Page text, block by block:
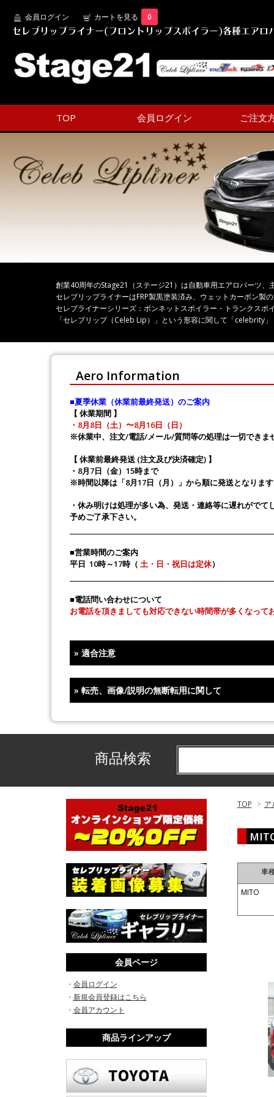
会員ログイン カートを見る 0
セレブリップライナー(フロントリップスポイラー)各種エア
TOP 会員ログイン ご注文
創業40周年のStage21（ステージ21）は自動車用エアロパーツ
セレブリップライナーはFRP製黒塗装済み、ウェットカーボン製
セレブライナーシリーズ：ボンネットスポイラー・トランクスポ
「セレブリップ（Celeb Lip）」という形容に関して「celebrity
Aero Information
■夏季休業（休業前最終発送）のご案内
【 休業期間 】
・8月8日（土）〜8月16日（日）
※休業中、注文/電話/メール/質問等の処理は一切できま
【 休業前最終発送 (注文及び決済確定) 】
・8月7日（金）15時まで
※時間以降は「8月17日（月）」から順に発送となりま
・休み明けは処理が多い為、発送・連絡等に遅れがでて
予めご了承下さい。
■営業時間のご案内
平日 10時～17時（ 土・日・祝日は定休）
■電話問い合わせについて
お電話を頂きましても対応できない時間帯が多くなっ
»適合注意
»転売、画像/説明の無断転用に関して
商品検索
会員ページ
・ 会員ログイン
・ 新規会員登録はこちら
・ 会員アカウント
商品ラインアップ
TOP > ア
車
MITO